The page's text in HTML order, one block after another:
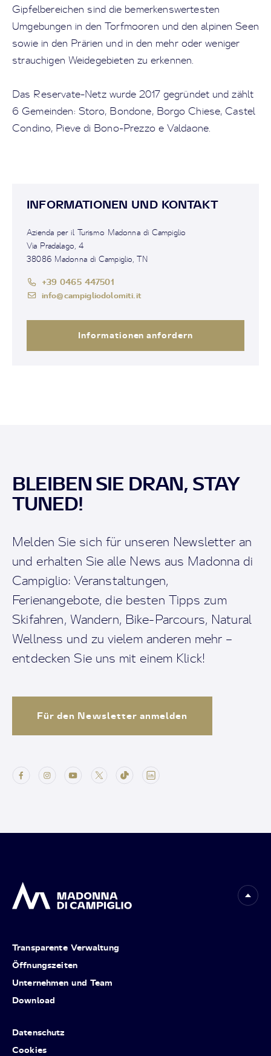
Gipfelbereichen sind die bemerkenswertesten
Umgebungen in den Torfmooren und den alpinen Seen
sowie in den Prärien und in den mehr oder weniger
strauchigen Weidegebieten zu erkennen.
Das Reservate-Netz wurde 2017 gegründet und zählt
6 Gemeinden: Storo, Bondone, Borgo Chiese, Castel
Condino, Pieve di Bono-Prezzo e Valdaone.
INFORMATIONEN UND KONTAKT
Azienda per il Turismo Madonna di Campiglio
Via Pradalago, 4
38086 Madonna di Campiglio, TN
+39 0465 447501
info@campigliodolomiti.it
Informationen anfordern
BLEIBEN SIE DRAN, STAY
TUNED!
Melden Sie sich für unseren Newsletter an
und erhalten Sie alle News aus Madonna di
Campiglio: Veranstaltungen,
Ferienangebote, die besten Tipps zum
Skifahren, Wandern, Bike-Parcours, Natural
Wellness und zu vielem anderen mehr –
entdecken Sie uns mit einem Klick!
Für den Newsletter anmelden
Transparente Verwaltung
Öffnungszeiten
Unternehmen und Team
Download
Datenschutz
Cookies